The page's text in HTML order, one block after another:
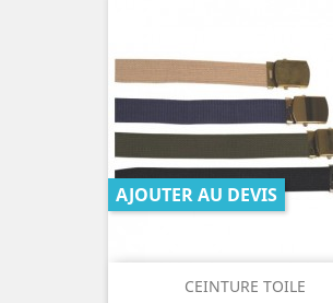
CEINTURE TOILE
AJOUTER AU DEVIS